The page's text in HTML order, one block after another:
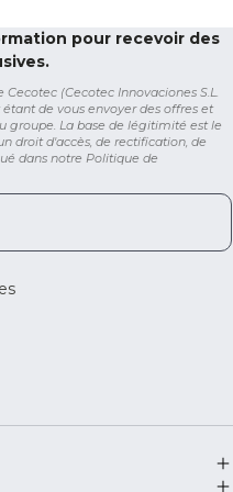
pour recevoir des
(Cecotec Innovaciones S.L.
de vous envoyer des offres et
groupe. La base de légitimité est le
droit d'accès, de rectification, de
dans notre Politique de